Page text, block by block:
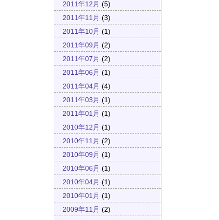
2011年12月 (5)
2011年11月 (3)
2011年10月 (1)
2011年09月 (2)
2011年07月 (2)
2011年06月 (1)
2011年04月 (4)
2011年03月 (1)
2011年01月 (1)
2010年12月 (1)
2010年11月 (2)
2010年09月 (1)
2010年06月 (1)
2010年04月 (1)
2010年01月 (1)
2009年11月 (2)